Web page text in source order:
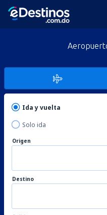
Ida y vuelta
Solo ida
Origen
Destino